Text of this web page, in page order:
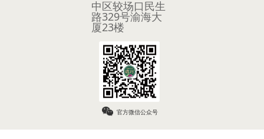
中区较场口民生
路329号渝海大
厦23楼
官方微信公众号